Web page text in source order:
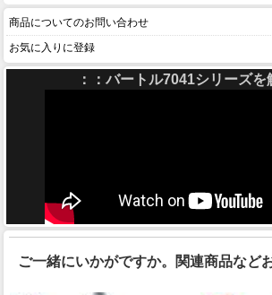
商品についてのお問い合わせ
お気に入りに登録
：：バートル7041シリーズを
ご一緒にいかがですか。関連商品など